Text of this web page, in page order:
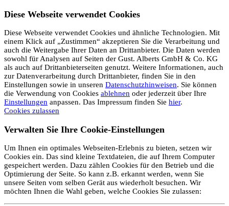
Diese Webseite verwendet Cookies
Diese Webseite verwendet Cookies und ähnliche Technologien. Mit
einem Klick auf „Zustimmen“ akzeptieren Sie die Verarbeitung und
auch die Weitergabe Ihrer Daten an Drittanbieter. Die Daten werden
sowohl für Analysen auf Seiten der Gust. Alberts GmbH & Co. KG
als auch auf Drittanbieterseiten genutzt. Weitere Informationen, auch
zur Datenverarbeitung durch Drittanbieter, finden Sie in den
Einstellungen sowie in unseren Datenschutzhinweisen. Sie können
die Verwendung von Cookies ablehnen oder jederzeit über Ihre
Einstellungen anpassen. Das Impressum finden Sie hier.
Cookies zulassen
Verwalten Sie Ihre Cookie-Einstellungen
Um Ihnen ein optimales Webseiten-Erlebnis zu bieten, setzen wir
Cookies ein. Das sind kleine Textdateien, die auf Ihrem Computer
gespeichert werden. Dazu zählen Cookies für den Betrieb und die
Optimierung der Seite. So kann z.B. erkannt werden, wenn Sie
unsere Seiten vom selben Gerät aus wiederholt besuchen. Wir
möchten Ihnen die Wahl geben, welche Cookies Sie zulassen: